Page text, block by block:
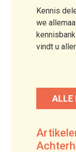
Kennis
we
vindt u
ALLE